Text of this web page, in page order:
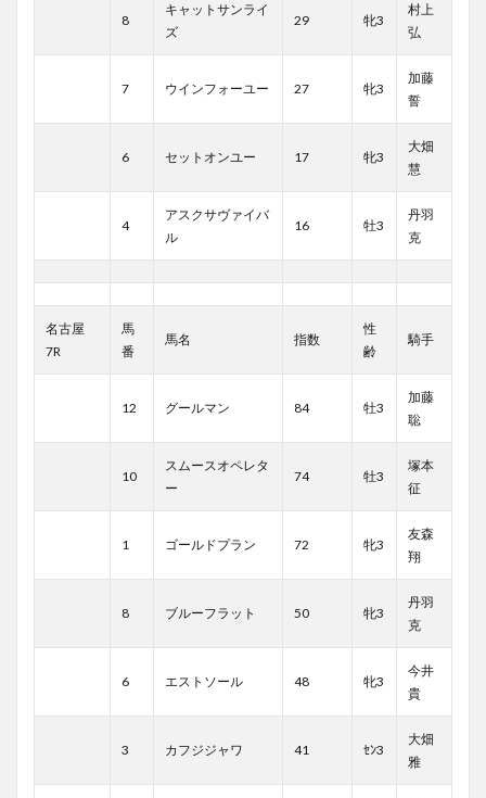
8
キャットサンライ
ズ
29 牝3
村上
弘
7 ウインフォーユー 27 牝3
加藤
誓
6 セットオンユー 17 牝3
大畑
慧
4
アスクサヴァイバ
ル
16 牡3
丹羽
克
名古屋
7R
馬
番
馬名 指数
性
齢
騎手
12 グールマン 84 牡3
加藤
聡
10
スムースオペレタ
ー
74 牡3
塚本
征
1 ゴールドプラン 72 牝3
友森
翔
8 ブルーフラット 50 牝3
丹羽
克
6 エストソール 48 牝3
今井
貴
3 カフジジャワ 41 ｾﾝ3
大畑
雅